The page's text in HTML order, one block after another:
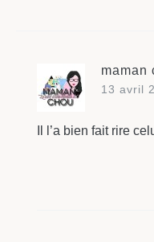
maman
13 avril
Il l’a bien fait rire